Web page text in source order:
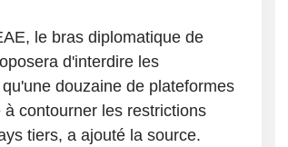
le bras diplomatique de
d'interdire les
douzaine de plateformes
contourner les restrictions
tiers, a ajouté la source.